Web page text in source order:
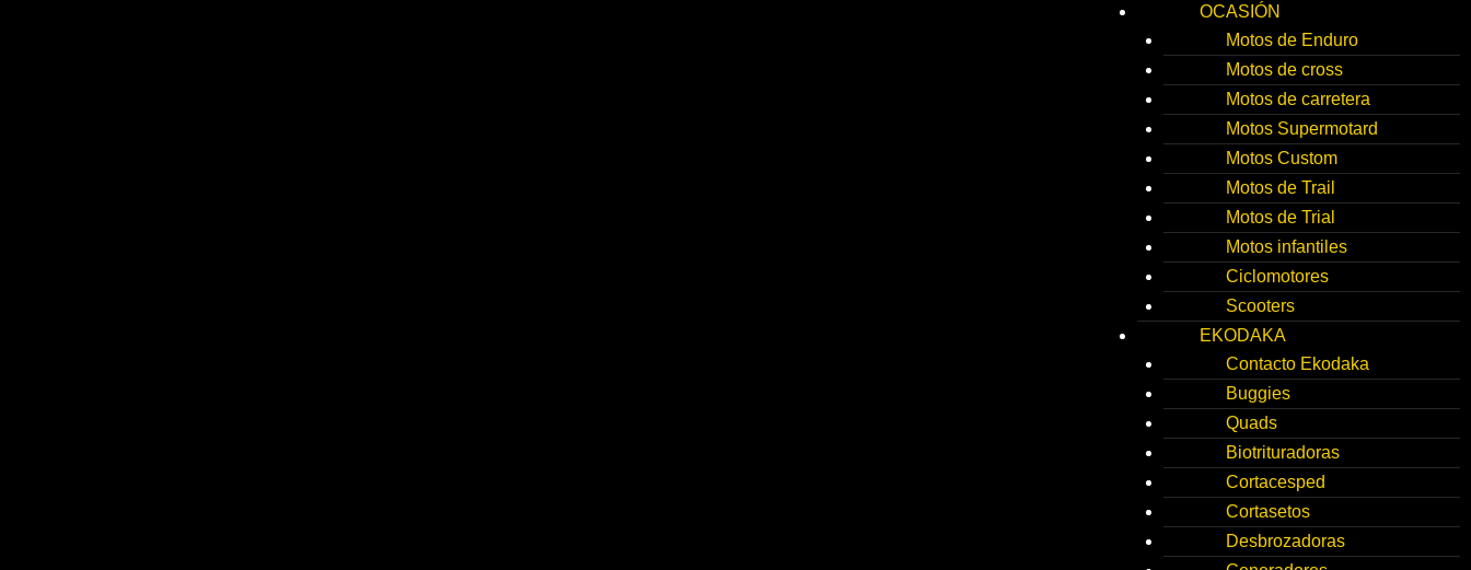
OCASIÓN
Motos de Enduro
Motos de cross
Motos de carretera
Motos Supermotard
Motos Custom
Motos de Trail
Motos de Trial
Motos infantiles
Ciclomotores
Scooters
EKODAKA
Contacto Ekodaka
Buggies
Quads
Biotrituradoras
Cortacesped
Cortasetos
Desbrozadoras